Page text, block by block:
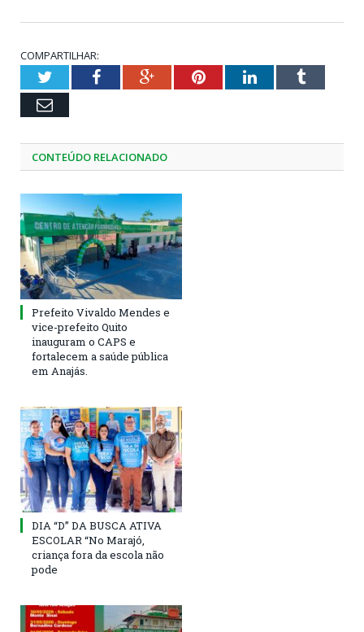
COMPARTILHAR:
TwitterFacebookGoogle+PinterestLinkedInTumblr
Email
CONTEÚDO RELACIONADO
Prefeito Vivaldo Mendes e
vice-prefeito Quito
inauguram o CAPS e
fortalecem a saúde pública
em Anajás.
DIA “D” DA BUSCA ATIVA
ESCOLAR “No Marajó,
criança fora da escola não
pode